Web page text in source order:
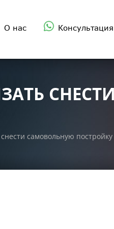
О нас Консультация
СНЕСТИ
самовольную постройку